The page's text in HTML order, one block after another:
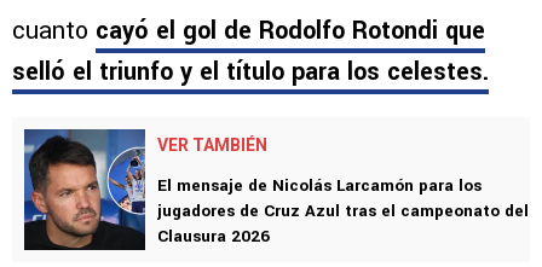
cuanto cayó el gol de Rodolfo Rotondi que
selló el triunfo y el título para los celestes.
VER TAMBIÉN
El mensaje de Nicolás Larcamón para los
jugadores de Cruz Azul tras el campeonato del
Clausura 2026